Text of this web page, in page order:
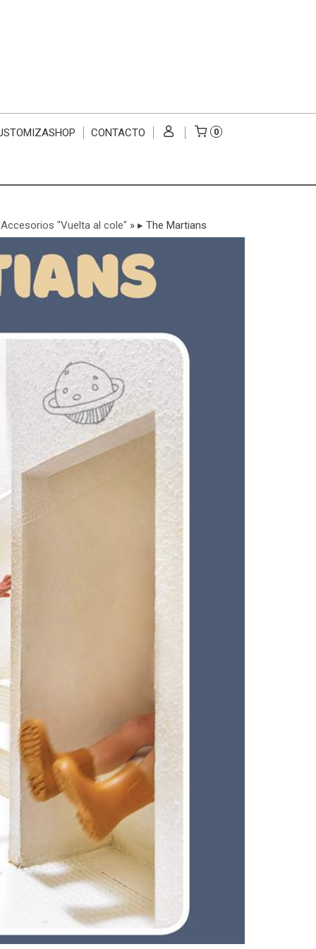
CONTACTO 0
"Vuelta al cole" » ▸ The Martians